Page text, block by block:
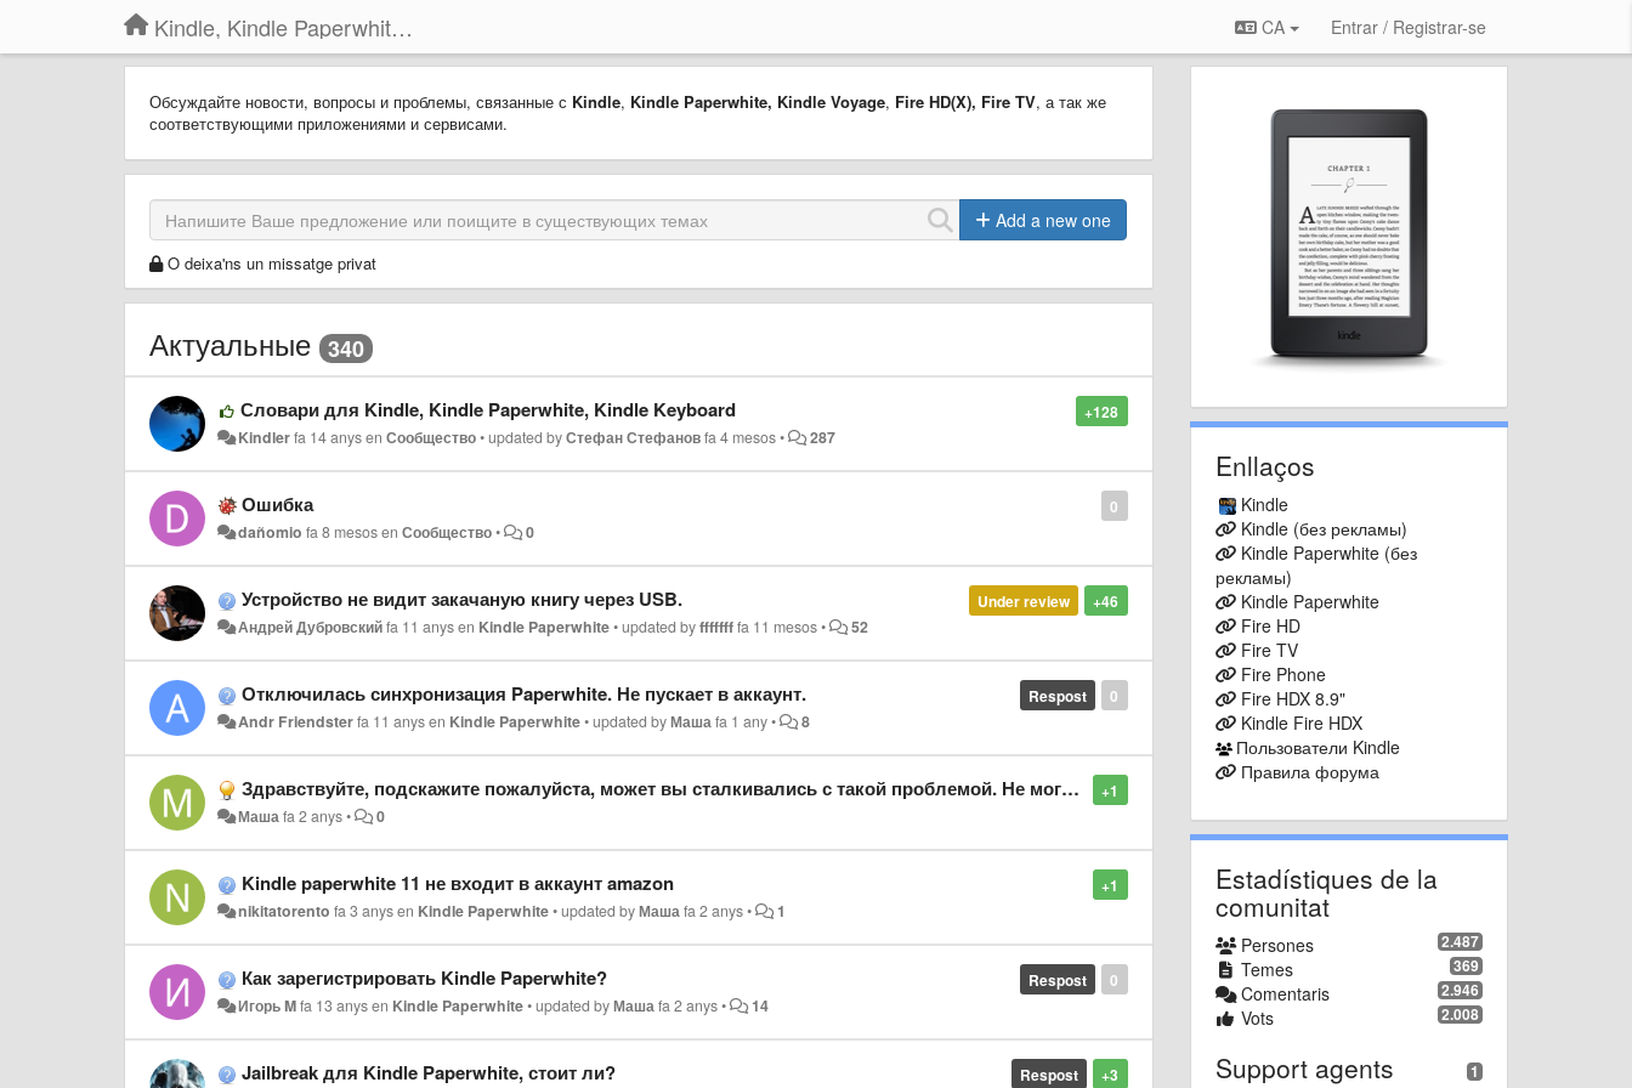
Kindle, Kindle Paperwhite, Kindle Voyage CA Entrar / Registrar-se
Обсуждайте новости, вопросы и проблемы, связанные с Kindle, Kindle Paperwhite, Kindle Voyage, Fire HD(X), Fire TV, а так же
соответствующими приложениями и сервисами.
Add a new one
O deixa'ns un missatge privat
Актуальные 340
+128
Словари для Kindle, Kindle Paperwhite, Kindle Keyboard
Kindlerfa 14 anysenСообщество•updated byСтефан Стефановfa 4 mesos• 287
0
Ошибка
dañomio fa 8 mesosenСообщество• 0
+46
Under review
Устройство не видит закачаную книгу через USB.
Андрей Дубровскийfa 11 anysen Kindle Paperwhite•updated byffffffffa 11 mesos• 52
0
Respost
Отключилась синхронизация Paperwhite. Не пускает в аккаунт.
Andr Friendsterfa 11 anysen Kindle Paperwhite•updated byМашаfa 1 any• 8
+1
Здравствуйте, подскажите пожалуйста, может вы сталкивались с такой проблемой. Не могу зарегистрировать kindle. При регистрации почты пишет "введенные вами данные не соответствуют учетной записи amazon" хотя все данные ввожу верно (пароль и почту) не знаю
Машаfa 2 anys• 0
+1
Kindle paperwhite 11 не входит в аккаунт amazon
nikitatorento fa 3 anysen Kindle Paperwhite•updated byМашаfa 2 anys• 1
0
Respost
Как зарегистрировать Kindle Paperwhite?
Игорь Mfa 13 anysen Kindle Paperwhite•updated byМашаfa 2 anys• 14
+3
Respost
Jailbreak для Kindle Paperwhite, стоит ли?
Enllaços
Kindle
Kindle (без рекламы)
Kindle Paperwhite (без
рекламы)
Kindle Paperwhite
Fire HD
Fire TV
Fire Phone
Fire HDX 8.9"
Kindle Fire HDX
Пользователи Kindle
Правила форума
Estadístiques de la
comunitat
2.487
Persones
369
Temes
2.946
Comentaris
2.008
Vots
1
Support agents